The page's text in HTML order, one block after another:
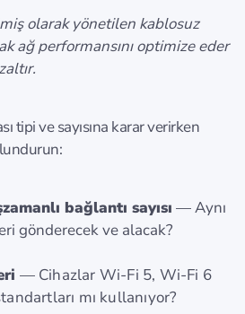
olarak yönetilen kablosuz
ağ performansını optimize eder
tipi ve sayısına karar verirken
bağlantı sayısı — Aynı
gönderecek ve alacak?
— Cihazlar Wi-Fi 5, Wi-Fi 6
mı kullanıyor?